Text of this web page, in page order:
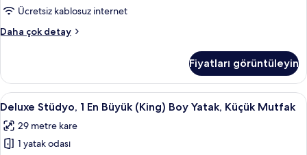
Ücretsiz kablosuz internet
Daha çok detay
Executive
fazla
detay
Fiyatları görüntüleyin
Deluxe
Stüdyo,
1
En
Odada kasa, masa, güneşlik/perde,
5
Deluxe Stüdyo, 1 En Büyük (King) Boy Yatak, Küçük Mutfak
29 metre kare
1 yatak odası